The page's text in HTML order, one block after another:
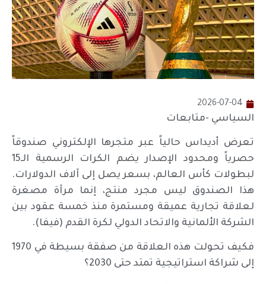
2026-07-04
السياسي -متابعات
تعرض أديداس حالياً عبر متجرها الإلكتروني صندوقاً
حصرياً ومحدود الإصدار يضم الكرات الرسمية الـ15
لبطولات كأس العالم، بسعر يصل إلى آلاف الدولارات.
هذا الصندوق ليس مجرد منتج، إنما مرآة مصغرة
لعلاقة تجارية عميقة ومستمرة منذ خمسة عقود بين
الشركة الألمانية والاتحاد الدولي لكرة القدم (فيفا).
فكيف تحولت هذه العلاقة من صفقة بسيطة في 1970
إلى شراكة استراتيجية تمتد حتى 2030؟